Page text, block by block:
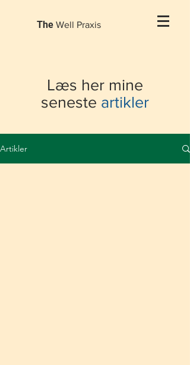
The Well Praxis
Læs her mine
seneste artikler
Artikler